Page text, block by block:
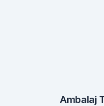
Ambalaj